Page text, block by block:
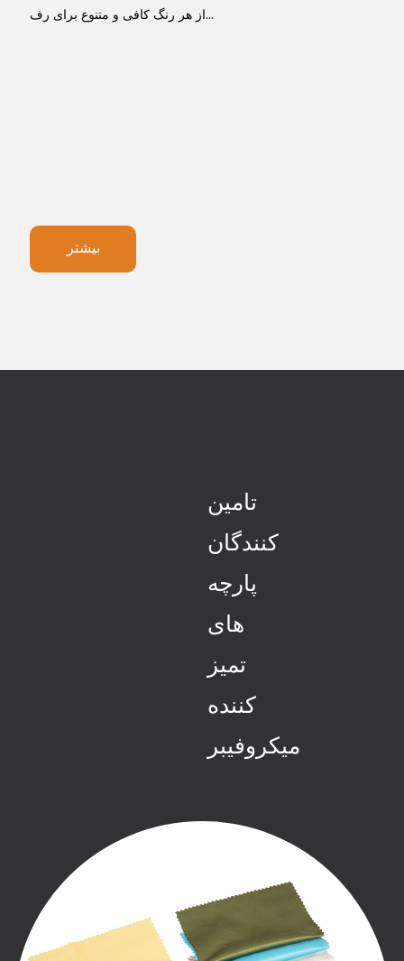
از هر رنگ کافی و متنوع برای رف...
بیشتر
تامین
کنندگان
پارچه
های
تمیز
کننده
میکروفیبر